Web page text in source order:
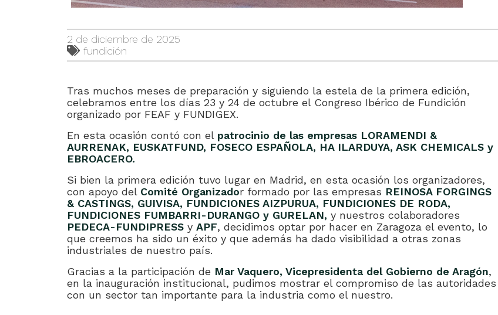
2 de diciembre de 2025
fundición
Tras muchos meses de preparación y siguiendo la estela de la primera edición,
celebramos entre los días 23 y 24 de octubre el Congreso Ibérico de Fundición
organizado por FEAF y FUNDIGEX.
En esta ocasión contó con el patrocinio de las empresas LORAMENDI &
AURRENAK, EUSKATFUND, FOSECO ESPAÑOLA, HA ILARDUYA, ASK CHEMICALS y
EBROACERO.
Si bien la primera edición tuvo lugar en Madrid, en esta ocasión los organizadores,
con apoyo del Comité Organizador formado por las empresas REINOSA FORGINGS
& CASTINGS, GUIVISA, FUNDICIONES AIZPURUA, FUNDICIONES DE RODA,
FUNDICIONES FUMBARRI-DURANGO y GURELAN, y nuestros colaboradores
PEDECA-FUNDIPRESS y APF, decidimos optar por hacer en Zaragoza el evento, lo
que creemos ha sido un éxito y que además ha dado visibilidad a otras zonas
industriales de nuestro país.
Gracias a la participación de Mar Vaquero, Vicepresidenta del Gobierno de Aragón,
en la inauguración institucional, pudimos mostrar el compromiso de las autoridades
con un sector tan importante para la industria como el nuestro.